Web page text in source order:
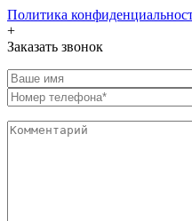
Политика
+
Заказать звонок